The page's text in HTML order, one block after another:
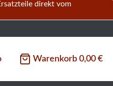
direkt vom
Warenkorb 0,00 €